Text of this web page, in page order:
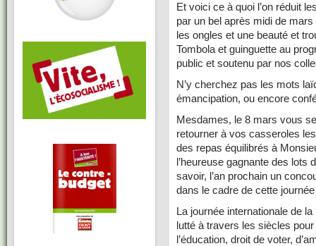
Et voici ce à quoi l’on réduit
par un bel après midi de
les ongles et une beauté et
Tombola et guinguette au
public et soutenu par nos
N’y cherchez pas les mots
émancipation, ou encore
Mesdames, le 8 mars vous
retourner à vos casseroles
des repas équilibrés à
l’heureuse gagnante des lots
savoir, l’an prochain un
dans le cadre de cette
La journée internationale de
lutté à travers les siècles
l’éducation, droit de voter,